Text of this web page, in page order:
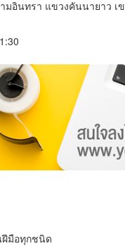
มอินทรา แขวงคันนายาว เ
มือทุกชนิด